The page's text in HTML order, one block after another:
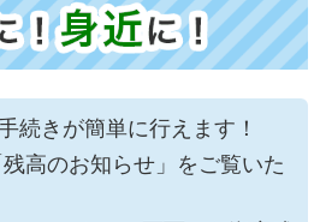
続きが簡単に行えます！
高のお知らせ」をご覧いた